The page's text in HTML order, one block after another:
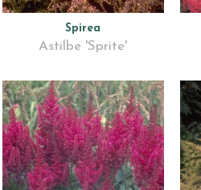
Spirea
Astilbe 'Sprite'